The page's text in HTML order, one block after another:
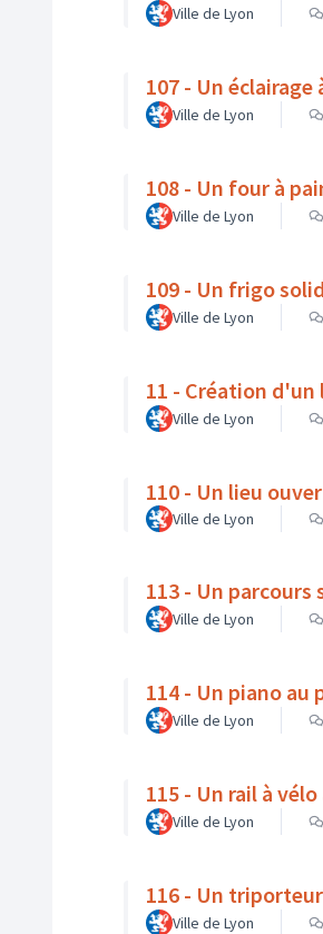
Ville de Lyon
107 - Un
Ville de Lyon
108 - Un four à
Ville de Lyon
109 - Un frigo
Ville de Lyon
11 - Création
Ville de Lyon
110 - Un lieu
Ville de Lyon
113 - Un
Ville de Lyon
114 - Un piano au
Ville de Lyon
115 - Un rail à
Ville de Lyon
116 - Un
Ville de Lyon